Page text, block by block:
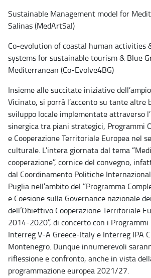
Sustainable Management model for
Salinas (MedArtSal)
Co-evolution of coastal human activities
systems for sustainable tourism & Blue
Mediterranean (Co-Evolve4BG)
Insieme alle succitate iniziative
Vicinato, si porrà l’accento su tante altre
sviluppo locale implementate attraverso
sinergica tra piani strategici, Programmi
e Cooperazione Territoriale Europea nel
culturale. L’intera giornata dal tema
cooperazione”, cornice del convegno,
dal Coordinamento Politiche
Puglia nell’ambito del “Programma
e Coesione sulla Governance nazionale
dell’Obiettivo Cooperazione Territoriale
2014-2020”, di concerto con i Programmi
Interreg V-A Greece-Italy e Interreg IPA
Montenegro. Dunque innumerevoli
riflessione e confronto, anche in vista
programmazione europea 2021/27.